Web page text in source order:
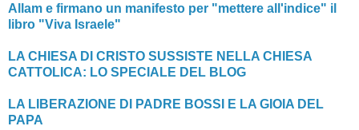
Allam e firmano un manifesto per "mettere all'indice" il
libro "Viva Israele"
LA CHIESA DI CRISTO SUSSISTE NELLA CHIESA
CATTOLICA: LO SPECIALE DEL BLOG
LA LIBERAZIONE DI PADRE BOSSI E LA GIOIA DEL
PAPA